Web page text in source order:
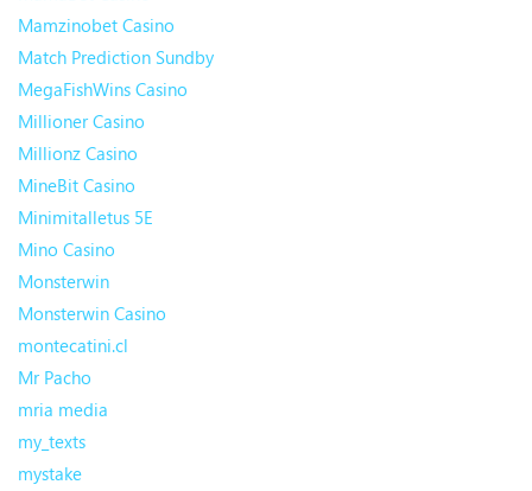
Mamzinobet Casino
Match Prediction Sundby
MegaFishWins Casino
Millioner Casino
Millionz Casino
MineBit Casino
Minimitalletus 5E
Mino Casino
Monsterwin
Monsterwin Casino
montecatini.cl
Mr Pacho
mria media
my_texts
mystake